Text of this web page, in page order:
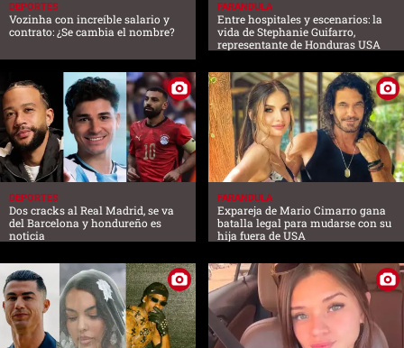
DEPORTES
Vozinha con increíble salario y
contrato: ¿Se cambia el nombre?
FARANDULA
Entre hospitales y escenarios: la
vida de Stephanie Guifarro,
representante de Honduras USA
DEPORTES
Dos cracks al Real Madrid, se va
del Barcelona y hondureño es
noticia
FARANDULA
Expareja de Mario Cimarro gana
batalla legal para mudarse con su
hija fuera de USA